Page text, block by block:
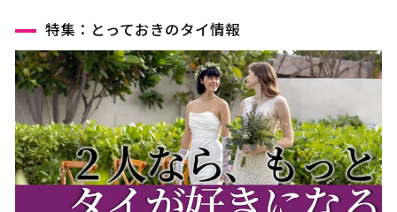
特集：とっておきのタイ情報